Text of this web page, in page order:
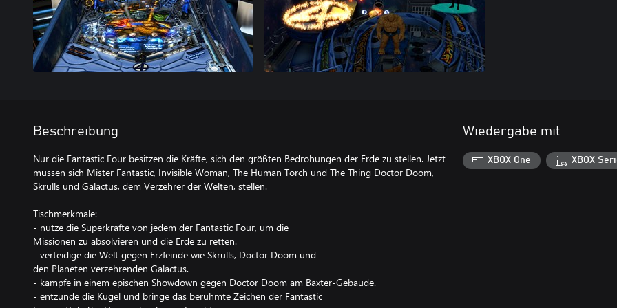
Beschreibung
Nur die Fantastic Four besitzen die Kräfte, sich den größten Bedrohungen der Erde zu stellen. Jetzt
müssen sich Mister Fantastic, Invisible Woman, The Human Torch und The Thing Doctor Doom,
Skrulls und Galactus, dem Verzehrer der Welten, stellen.
Tischmerkmale:
- nutze die Superkräfte von jedem der Fantastic Four, um die
Missionen zu absolvieren und die Erde zu retten.
- verteidige die Welt gegen Erzfeinde wie Skrulls, Doctor Doom und
den Planeten verzehrenden Galactus.
- kämpfe in einem epischen Showdown gegen Doctor Doom am Baxter-Gebäude.
- entzünde die Kugel und bringe das berühmte Zeichen der Fantastic
Wiedergabe mit
XBOX One XBOX